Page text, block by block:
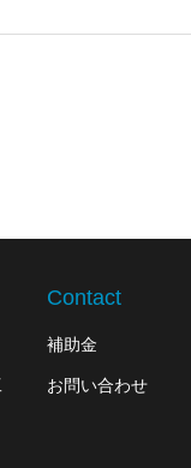
Contact
補助金
お問い合わせ